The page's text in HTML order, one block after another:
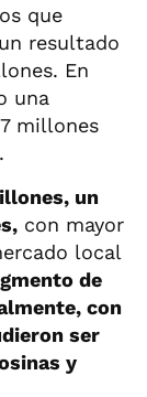
que
resultado
En
una
millones
un
con mayor
local
de
con
ser
y